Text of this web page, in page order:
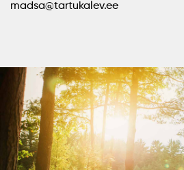
madsa@tartukalev.ee